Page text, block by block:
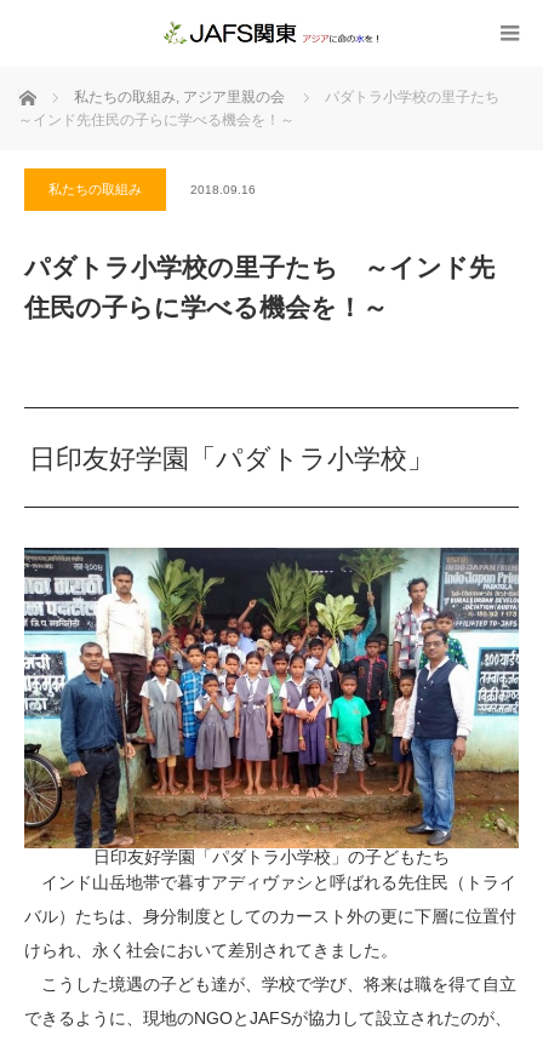
ホーム 私たちの取組み, アジア里親の会
パダトラ小学校の里子たち
～インド先住民の子らに学べる機会を！～
私たちの取組み 2018.09.16
パダトラ小学校の里子たち ～インド先
住民の子らに学べる機会を！～
日印友好学園「パダトラ小学校」
日印友好学園「パダトラ小学校」の子どもたち
インド山岳地帯で暮すアディヴァシと呼ばれる先住民（トライ
バル）たちは、身分制度としてのカースト外の更に下層に位置付
けられ、永く社会において差別されてきました。
こうした境遇の子ども達が、学校で学び、将来は職を得て自立
できるように、現地のNGOとJAFSが協力して設立されたのが、